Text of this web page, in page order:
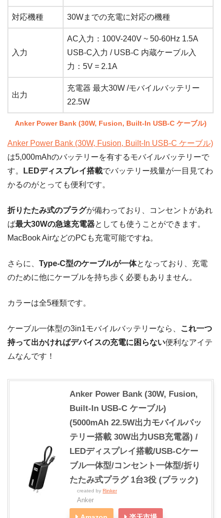
対応機種 30Wまでの充電に対応の機種
入力
AC入力：100V-240V ~ 50-60Hz 1.5A
USB-C入力 / USB-C 内蔵ケーブル入
力：5V = 2.1A
出力
充電器 最大30W /モバイルバッテリー
22.5W
Anker Power Bank (30W, Fusion, Built-In USB-C ケーブル)
Anker Power Bank (30W, Fusion, Built-In USB-C ケーブル)
は5,000mAhのバッテリーを有するモバイルバッテリーで
す。
LEDディスプレイ搭載でバッテリー残量が一目見てわ
かるのがとっても便利です。
折りたたみ式のプラグが備わっており、コンセントがあれ
ば最大30Wの急速充電器としても使うことができます。
MacBook AirなどのPCも充電可能ですね。
さらに、 Type-C型のケーブルが一体となっており、充電
のために他にケーブルを持ち歩く必要もありません。
カラーは全5種類です。
ケーブル一体型の3in1モバイルバッテリーなら、
これ一つ
持って出かければデバイスの充電に困らない便利なアイテ
ムなんです！
Anker Power Bank (30W, Fusion,
Built-In USB-C ケーブル)
(5000mAh 22.5W出力モバイルバッ
テリー搭載 30W出力USB充電器) /
LEDディスプレイ搭載/USB-Cケー
ブル一体型/コンセント一体型/折り
たたみ式プラグ 1台3役 (ブラック)
created by Rinker
Anker